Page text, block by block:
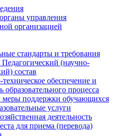
управления
организацией
стандарты и требования
Педагогический (научно-
состав
обеспечение и
образовательного процесса
поддержки обучающихся
услуги
деятельность
для приема (перевода)